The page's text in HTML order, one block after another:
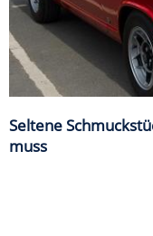
Seltene
muss